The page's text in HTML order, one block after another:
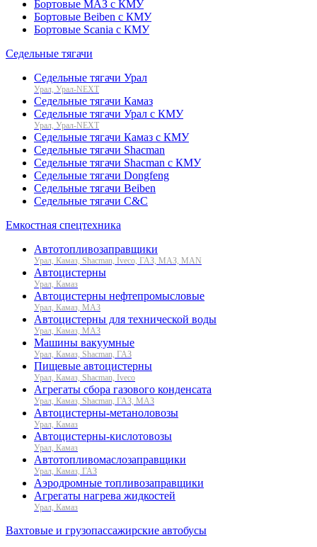
Бортовые МАЗ с КМУ
Бортовые Beiben с КМУ
Бортовые Scania с КМУ
Седельные тягачи
Седельные тягачи Урал
Урал, Урал-NEXT
Седельные тягачи Камаз
Седельные тягачи Урал с КМУ
Урал, Урал-NEXT
Седельные тягачи Камаз с КМУ
Седельные тягачи Shacman
Седельные тягачи Shacman с КМУ
Седельные тягачи Dongfeng
Седельные тягачи Beiben
Седельные тягачи C&C
Емкостная спецтехника
Автотопливозаправщики
Урал, Камаз, Shacman, Iveco, ГАЗ, МАЗ, MAN
Автоцистерны
Урал, Камаз
Автоцистерны нефтепромысловые
Урал, Камаз, МАЗ
Автоцистерны для технической воды
Урал, Камаз, МАЗ
Машины вакуумные
Урал, Камаз, Shacman, ГАЗ
Пищевые автоцистерны
Урал, Камаз, Shacman, Iveco
Агрегаты сбора газового конденсата
Урал, Камаз, Shacman, ГАЗ, МАЗ
Автоцистерны-метаноловозы
Урал, Камаз
Автоцистерны-кислотовозы
Урал, Камаз
Автотопливомаслозаправщики
Урал, Камаз, ГАЗ
Аэродромные топливозаправщики
Агрегаты нагрева жидкостей
Урал, Камаз
Вахтовые и грузопассажирские автобусы